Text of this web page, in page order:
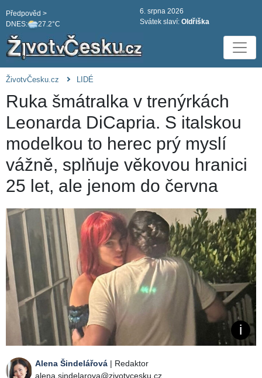
DNES: 27.2°C
Předpověd >
6. srpna 2026
Svátek slaví: Oldřiška
ŽivotvČesku.cz LIDÉ
Ruka šmátralka v trenýrkách
Leonarda DiCapria. S italskou
modelkou to herec prý myslí
vážně, splňuje věkovou hranici
25 let, ale jenom do června
Alena Šindelářová | Redaktor
alena.sindelarova@zivotvcesku.cz